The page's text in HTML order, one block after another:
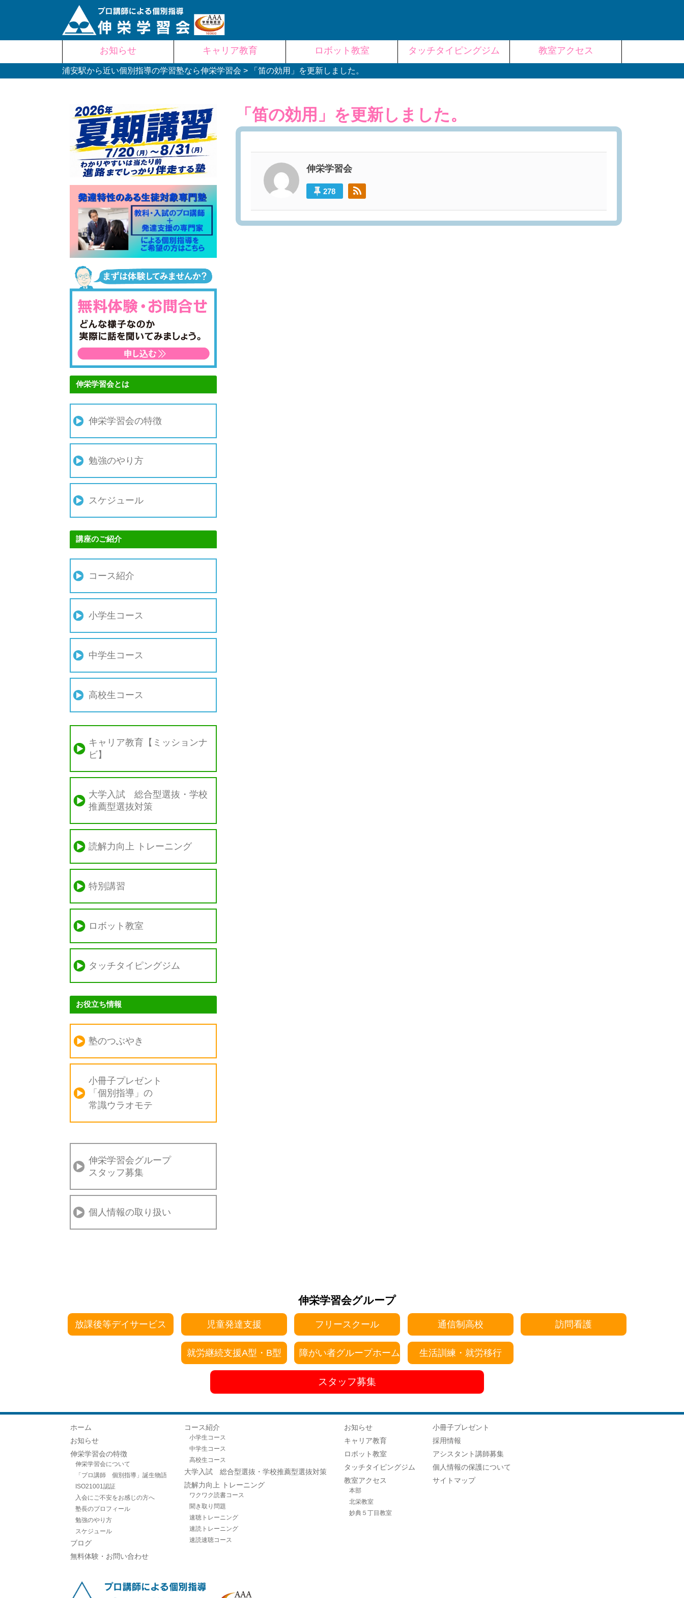
content
お知らせ キャリア教育 ロボット教室 タッチタイピングジム 教室アクセス
浦安駅から近い個別指導の学習塾なら伸栄学習会 > 「笛の効用」を更新しました。
「笛の効用」を更新しました。
伸栄学習会
278
伸栄学習会とは
伸栄学習会の特徴
勉強のやり方
スケジュール
講座のご紹介
コース紹介
小学生コース
中学生コース
高校生コース
キャリア教育【ミッションナ
ビ】
大学入試 総合型選抜・学校
推薦型選抜対策
読解力向上 トレーニング
特別講習
ロボット教室
タッチタイピングジム
お役立ち情報
塾のつぶやき
小冊子プレゼント
「個別指導」の
常識ウラオモテ
伸栄学習会グループ
スタッフ募集
個人情報の取り扱い
伸栄学習会グループ
放課後等デイサービス 児童発達支援 フリースクール 通信制高校 訪問看護
就労継続支援A型・B型 障がい者グループホーム 生活訓練・就労移行
スタッフ募集
ホーム
お知らせ
伸栄学習会の特徴
伸栄学習会について
「プロ講師 個別指導」誕生物語
ISO21001認証
入会にご不安をお感じの方へ
塾長のプロフィール
勉強のやり方
スケジュール
ブログ
無料体験・お問い合わせ
コース紹介
小学生コース
中学生コース
高校生コース
大学入試 総合型選抜・学校推薦型選抜対策
読解力向上 トレーニング
ワクワク読書コース
聞き取り問題
速聴トレーニング
速読トレーニング
速読速聴コース
お知らせ
キャリア教育
ロボット教室
タッチタイピングジム
教室アクセス
本部
北栄教室
妙典５丁目教室
小冊子プレゼント
採用情報
アシスタント講師募集
個人情報の保護について
サイトマップ